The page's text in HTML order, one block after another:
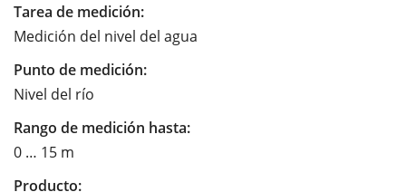
Tarea de medición:
Medición del nivel del agua
Punto de medición:
Nivel del río
Rango de medición hasta:
0 … 15 m
Producto: